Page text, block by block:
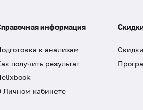
информация
к анализам
получить результат
Личном кабинете